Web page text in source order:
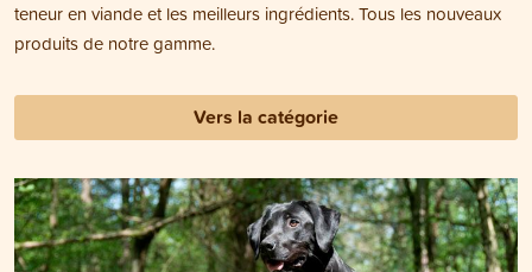
teneur en viande et les meilleurs ingrédients. Tous les nouveaux
produits de notre gamme.
Vers la catégorie